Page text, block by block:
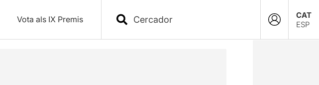
Vota als IX Premis
CAT
ESP